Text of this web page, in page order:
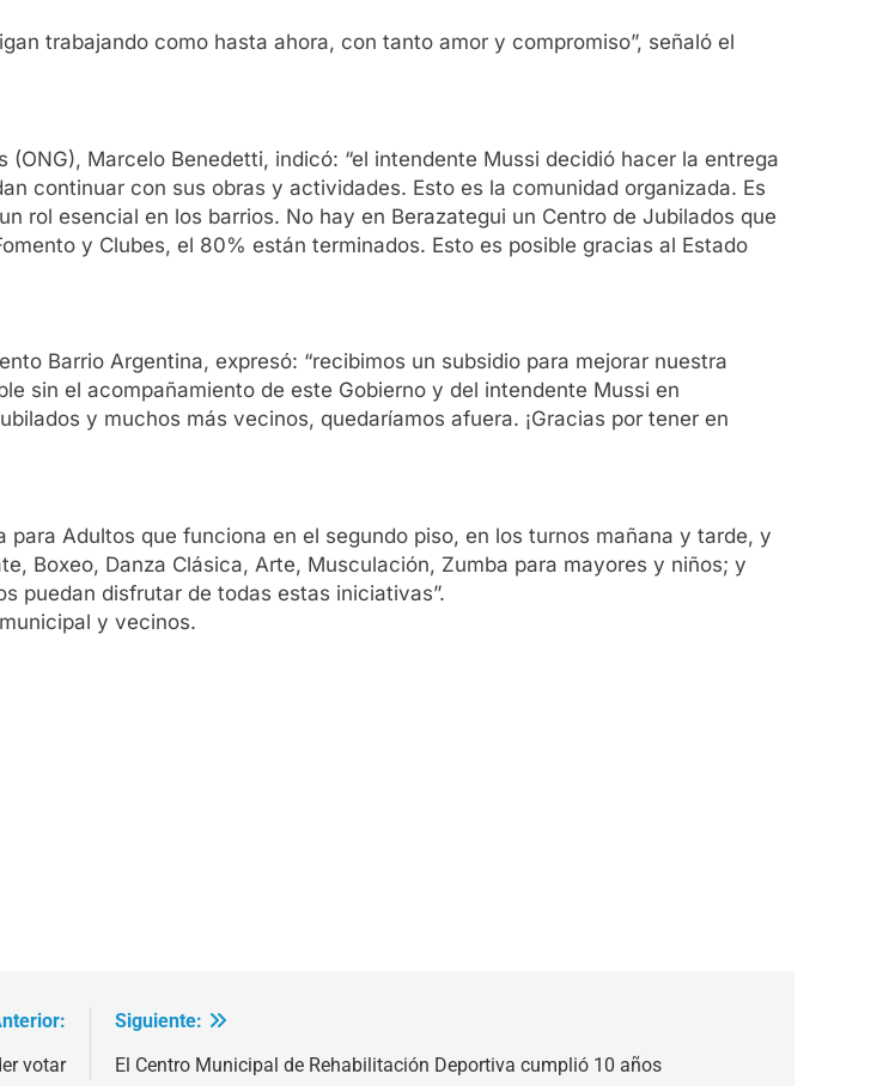
trabajando como hasta ahora, con tanto amor y compromiso”, señaló el
Marcelo Benedetti, indicó: “el intendente Mussi decidió hacer la entrega
continuar con sus obras y actividades. Esto es la comunidad organizada. Es
rol esencial en los barrios. No hay en Berazategui un Centro de Jubilados que
y Clubes, el 80% están terminados. Esto es posible gracias al Estado
Barrio Argentina, expresó: “recibimos un subsidio para mejorar nuestra
sin el acompañamiento de este Gobierno y del intendente Mussi en
y muchos más vecinos, quedaríamos afuera. ¡Gracias por tener en
Adultos que funciona en el segundo piso, en los turnos mañana y tarde, y
Boxeo, Danza Clásica, Arte, Musculación, Zumba para mayores y niños; y
puedan disfrutar de todas estas iniciativas”.
y vecinos.
votar
Siguiente:
El Centro Municipal de Rehabilitación Deportiva cumplió 10 años